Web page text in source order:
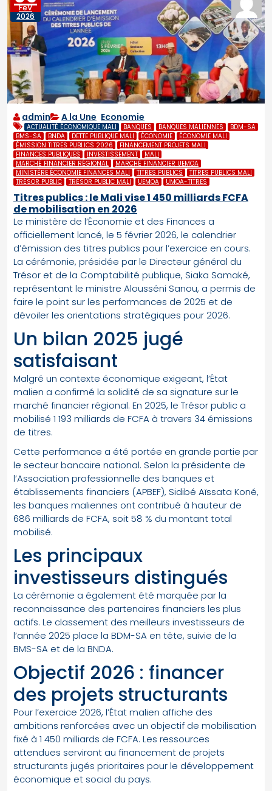
FéV
2026
admin A la Une Economie
ACTUALITÉ ÉCONOMIQUE MALI BANQUES BANQUES MALIENNES
BDM-SA
BMS-SA
BNDA DETTE PUBLIQUE MALI ÉCONOMIE
ÉCONOMIE MALI
ÉMISSION TITRES PUBLICS 2026
FINANCEMENT PROJETS MALI
FINANCES PUBLIQUES
INVESTISSEMENT
MALI
MARCHÉ FINANCIER RÉGIONAL
MARCHÉ FINANCIER UEMOA
MINISTÈRE ÉCONOMIE FINANCES MALI
TITRES PUBLICS
TITRES PUBLICS MALI
TRÉSOR PUBLIC
TRÉSOR PUBLIC MALI UEMOA UMOA-TITRES
Titres publics : le Mali vise 1 450 milliards FCFA
de mobilisation en 2026
Le ministère de l’Économie et des Finances a
officiellement lancé, le 5 février 2026, le calendrier
d’émission des titres publics pour l’exercice en cours.
La cérémonie, présidée par le Directeur général du
Trésor et de la Comptabilité publique, Siaka Samaké,
représentant le ministre Alousséni Sanou, a permis de
faire le point sur les performances de 2025 et de
dévoiler les orientations stratégiques pour 2026.
Un bilan 2025 jugé
satisfaisant
Malgré un contexte économique exigeant, l’État
malien a confirmé la solidité de sa signature sur le
marché financier régional. En 2025, le Trésor public a
mobilisé 1 193 milliards de FCFA à travers 34 émissions
de titres.
Cette performance a été portée en grande partie par
le secteur bancaire national. Selon la présidente de
l’Association professionnelle des banques et
établissements financiers (APBEF), Sidibé Aïssata Koné,
les banques maliennes ont contribué à hauteur de
686 milliards de FCFA, soit 58 % du montant total
mobilisé.
Les principaux
investisseurs distingués
La cérémonie a également été marquée par la
reconnaissance des partenaires financiers les plus
actifs. Le classement des meilleurs investisseurs de
l’année 2025 place la BDM-SA en tête, suivie de la
BMS-SA et de la BNDA.
Objectif 2026 : financer
des projets structurants
Pour l’exercice 2026, l’État malien affiche des
ambitions renforcées avec un objectif de mobilisation
fixé à 1 450 milliards de FCFA. Les ressources
attendues serviront au financement de projets
structurants jugés prioritaires pour le développement
économique et social du pays.